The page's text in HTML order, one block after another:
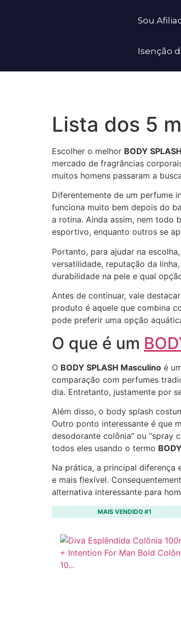
Sou
Isenção
Lista dos 5
Escolher o melhor BODY
mercado de fragrâncias
muitos homens passaram a
Diferentemente de um perfume
funciona muito bem depois do
a rotina. Ainda assim, nem todo
esportivo, enquanto outros se
Portanto, para ajudar na
versatilidade, reputação da
durabilidade na pele e qual
Antes de continuar, vale
produto é aquele que combina
pode preferir uma opção
O que é um
O BODY SPLASH Masculino é
comparação com perfumes
dia. Entretanto, justamente por
Além disso, o body splash
Outro ponto interessante é que
desodorante colônia” ou “spray
todos eles usando o termo
Na prática, a principal diferença
e mais flexível.
alternativa interessante para
MAIS VENDIDO #1